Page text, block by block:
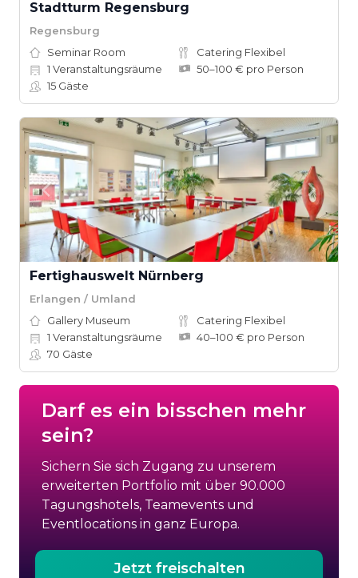
Stadtturm Regensburg
Regensburg
Seminar Room
Catering Flexibel
1 Veranstaltungsräume
50–100 € pro Person
15 Gäste
Fertighauswelt Nürnberg
Erlangen / Umland
Gallery Museum
Catering Flexibel
1 Veranstaltungsräume
40–100 € pro Person
70 Gäste
Darf es ein bisschen mehr
sein?
Sichern Sie sich Zugang zu unserem
erweiterten Portfolio mit über 90.000
Tagungshotels, Teamevents und
Eventlocations in ganz Europa.
Jetzt freischalten